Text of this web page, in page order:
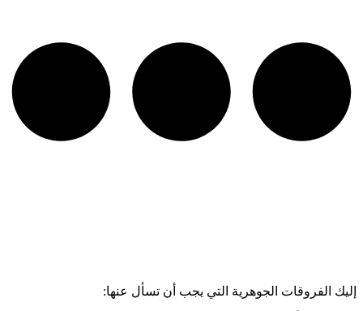
إليك الفروقات الجوهرية التي يجب أن تسأل عنها: